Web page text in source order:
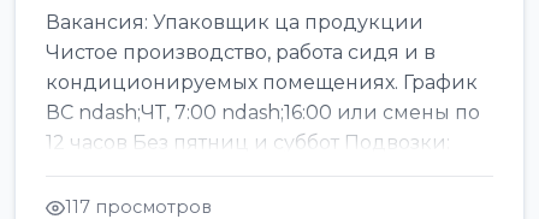
Вакансия: Упаковщик ца продукции
Чистое производство, работа сидя и в
кондиционируемых помещениях. График
ВС ndash;ЧТ, 7:00 ndash;16:00 или смены по
12 часов Без пятниц и суббот Подвозки:
Офаким, Нети...
117 просмотров